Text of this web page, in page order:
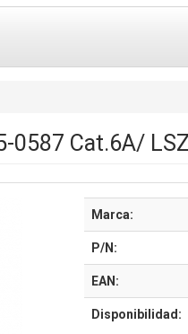
0587 Cat.6A/
Marca:
P/N:
EAN:
Disponibilidad: